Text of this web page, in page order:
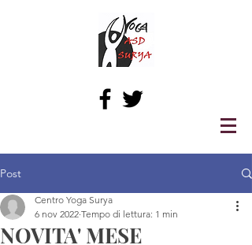
Post
NOVITA' MESE
Centro Yoga Surya
6 nov 2022 Tempo di lettura: 1 min